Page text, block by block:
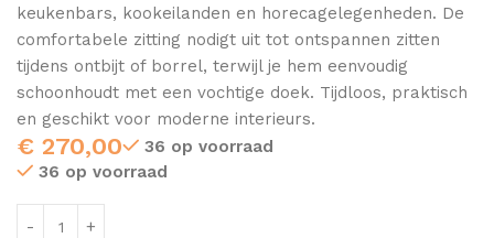
keukenbars, kookeilanden en horecagelegenheden. De
comfortabele zitting nodigt uit tot ontspannen zitten
tijdens ontbijt of borrel, terwijl je hem eenvoudig
schoonhoudt met een vochtige doek. Tijdloos, praktisch
en geschikt voor moderne interieurs.
€ 270,00
36 op voorraad
36 op voorraad